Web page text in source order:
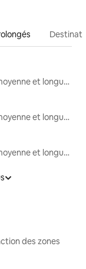
Locations moyenne et longue durée
Locations moyenne et longue durée
Locations moyenne et longue durée
des zones